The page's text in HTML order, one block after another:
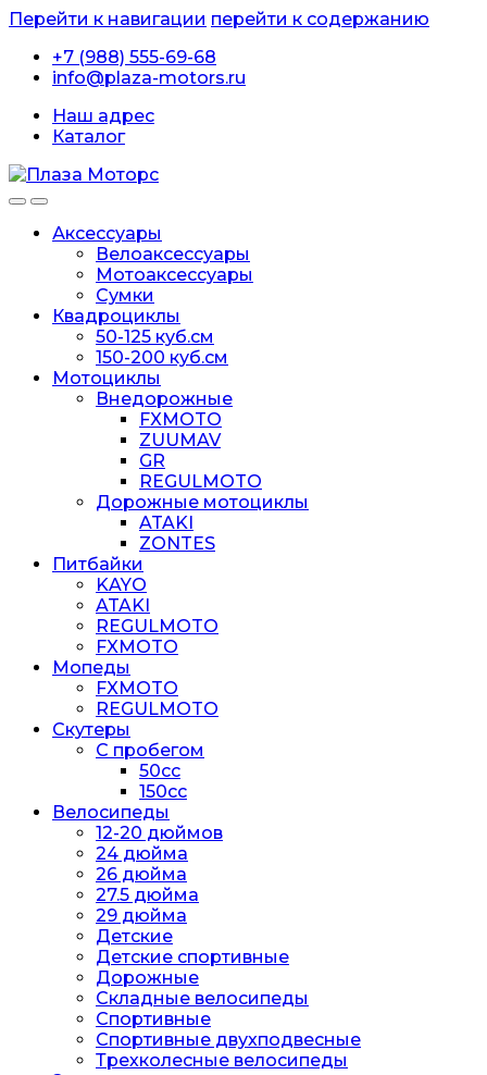
Перейти к навигации перейти к содержанию
+7 (988) 555-69-68
info@plaza-motors.ru
Наш адрес
Каталог
Аксессуары
Велоаксессуары
Мотоаксессуары
Сумки
Квадроциклы
50-125 куб.см
150-200 куб.см
Мотоциклы
Внедорожные
FXMOTO
ZUUMAV
GR
REGULMOTO
Дорожные мотоциклы
ATAKI
ZONTES
Питбайки
KAYO
ATAKI
REGULMOTO
FXMOTO
Мопеды
FXMOTO
REGULMOTO
Скутеры
С пробегом
50cc
150cc
Велосипеды
12-20 дюймов
24 дюйма
26 дюйма
27.5 дюйма
29 дюйма
Детские
Детские спортивные
Дорожные
Складные велосипеды
Спортивные
Спортивные двухподвесные
Трехколесные велосипеды